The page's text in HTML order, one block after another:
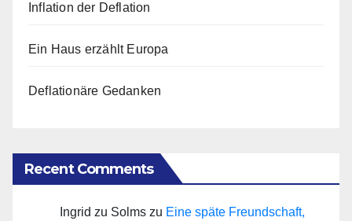
Inflation der Deflation
Ein Haus erzählt Europa
Deflationäre Gedanken
Recent Comments
Ingrid zu Solms zu Eine späte Freundschaft,